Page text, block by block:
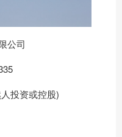
公司
投资或控股)